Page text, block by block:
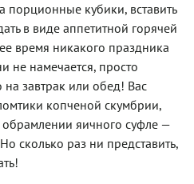
порционные кубики, вставить
в виде аппетитной горячей
время никакого праздника
не намечается, просто
на завтрак или обед! Вас
копченой скумбрии,
яичного суфле —
сколько раз ни представить,